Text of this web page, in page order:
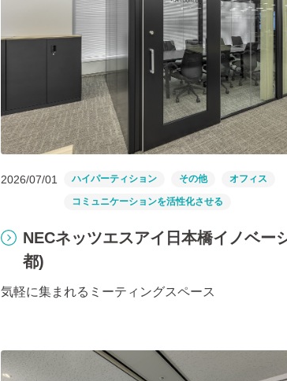
2026/07/01 ハイパーティション その他 オフィス
コミュニケーションを活性化させる
NECネッツエスアイ日本橋イノベー
都)
気軽に集まれるミーティングスペース